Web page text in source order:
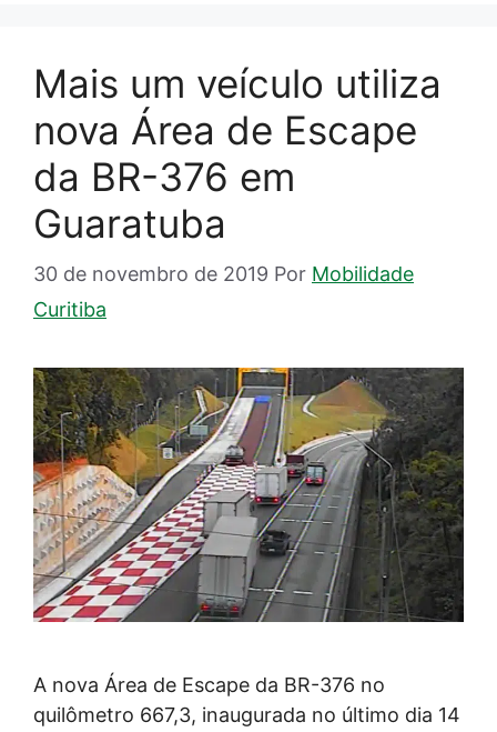
Mais um veículo utiliza
nova Área de Escape
da BR-376 em
Guaratuba
30 de novembro de 2019 Por Mobilidade
Curitiba
A nova Área de Escape da BR-376 no
quilômetro 667,3, inaugurada no último dia 14